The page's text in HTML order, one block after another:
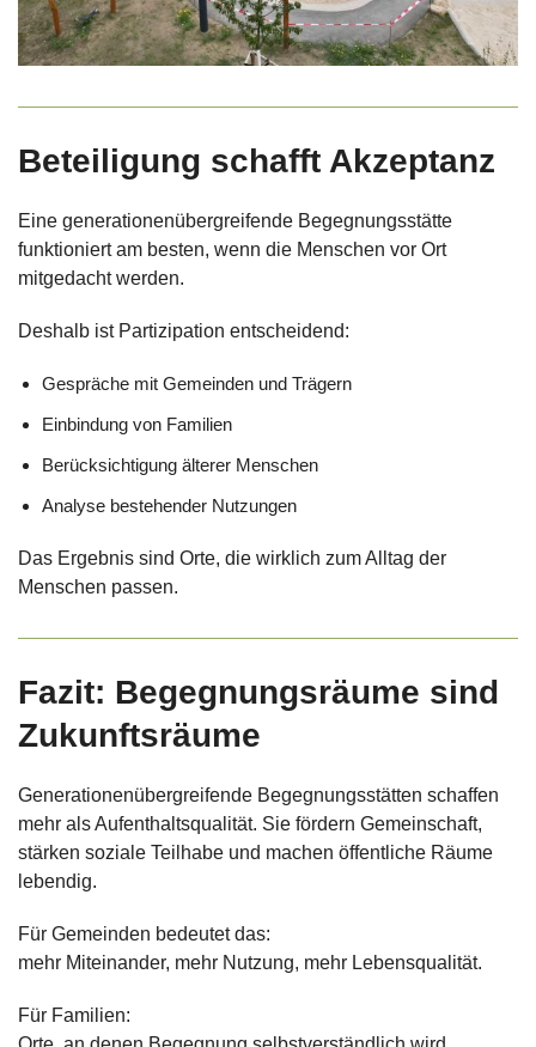
Beteiligung schafft Akzeptanz
Eine generationenübergreifende Begegnungsstätte
funktioniert am besten, wenn die Menschen vor Ort
mitgedacht werden.
Deshalb ist Partizipation entscheidend:
Gespräche mit Gemeinden und Trägern
Einbindung von Familien
Berücksichtigung älterer Menschen
Analyse bestehender Nutzungen
Das Ergebnis sind Orte, die wirklich zum Alltag der
Menschen passen.
Fazit: Begegnungsräume sind
Zukunftsräume
Generationenübergreifende Begegnungsstätten schaffen
mehr als Aufenthaltsqualität. Sie fördern Gemeinschaft,
stärken soziale Teilhabe und machen öffentliche Räume
lebendig.
Für Gemeinden bedeutet das:
mehr Miteinander, mehr Nutzung, mehr Lebensqualität.
Für Familien: